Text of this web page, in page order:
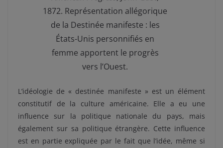
1872. Représentation allégorique
de la Destinée manifeste : les
États-Unis personnifiés en
femme apportent le progrès
vers l’Ouest.
L’idéologie de « destinée manifeste » est un élément
constitutif de la culture américaine. Elle a eu une
influence sur la politique nationale du pays, mais
également sur sa politique étrangère. Cette influence
est en partie expliquée par le fait que l’idée, même si